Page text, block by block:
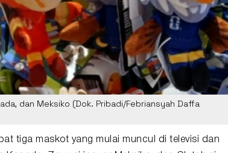
dan Meksiko (Dok. Pribadi/Febriansyah Daffa
tiga maskot yang mulai muncul di televisi dan